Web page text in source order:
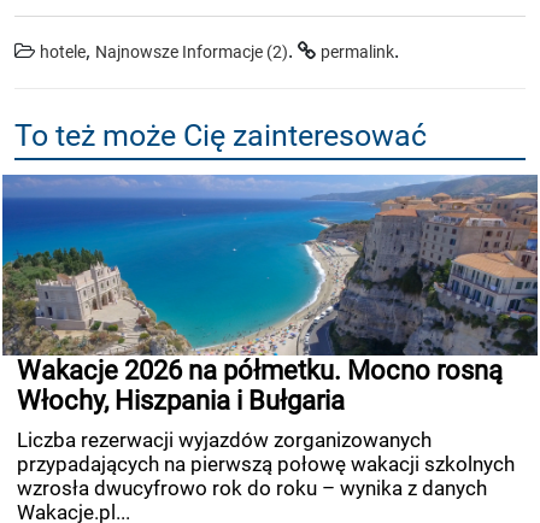
hotele, Najnowsze Informacje (2). permalink.
To też może Cię zainteresować
Wakacje 2026 na półmetku. Mocno rosną
Włochy, Hiszpania i Bułgaria
Liczba rezerwacji wyjazdów zorganizowanych
przypadających na pierwszą połowę wakacji szkolnych
wzrosła dwucyfrowo rok do roku – wynika z danych
Wakacje.pl...